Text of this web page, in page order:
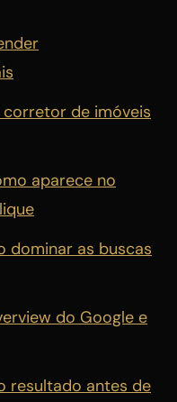
de imóveis
aparece no
dominar as buscas
do Google e
resultado antes de